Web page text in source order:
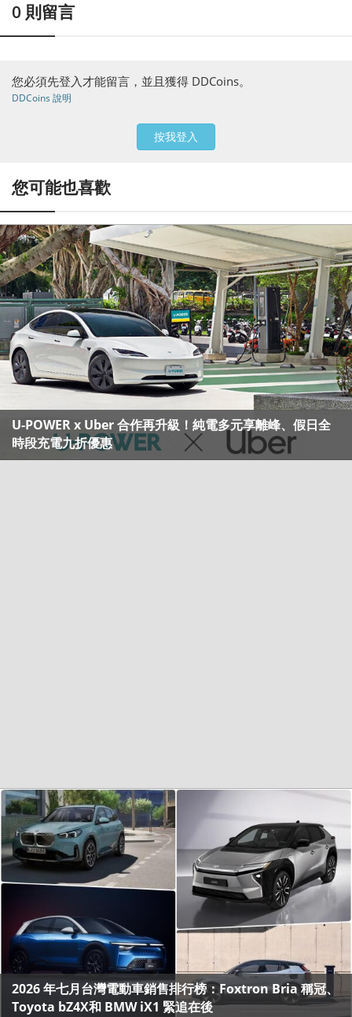
0 則留言
您必須先登入才能留言，並且獲得 DDCoins。
DDCoins 說明
按我登入
您可能也喜歡
U-POWER x Uber 合作再升級！純電多元享離峰、假日全
時段充電九折優惠
2026 年七月台灣電動車銷售排行榜：Foxtron Bria 稱冠、
Toyota bZ4X和 BMW iX1 緊追在後